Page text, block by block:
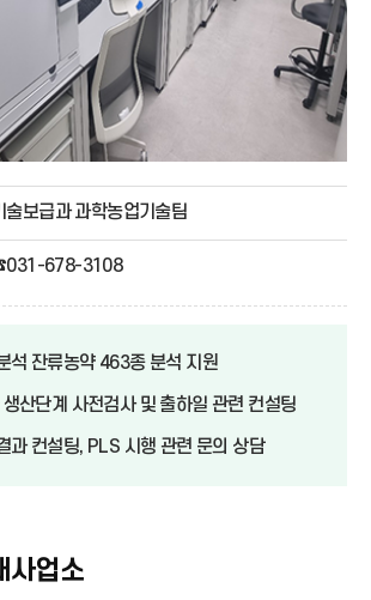
술보급과 과학농업기술팀
678-3108
석 잔류농약 463종 분석 지원
산단계 사전검사 및 출하일 관련 컨설팅
과 컨설팅, PLS 시행 관련 문의 상담
사업소